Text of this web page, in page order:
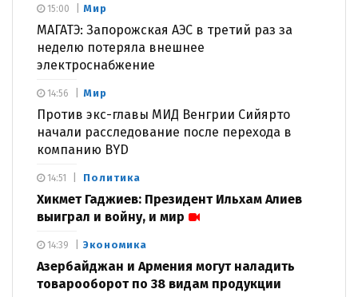
Мир
МАГАТЭ: Запорожская АЭС в третий раз за
неделю потеряла внешнее
электроснабжение
15:00
Мир
Против экс-главы МИД Венгрии Сийярто
начали расследование после перехода в
компанию BYD
14:56
Политика
Хикмет Гаджиев: Президент Ильхам Алиев
выиграл и войну, и мир
14:51
Экономика
Азербайджан и Армения могут наладить
товарооборот по 38 видам продукции
14:39